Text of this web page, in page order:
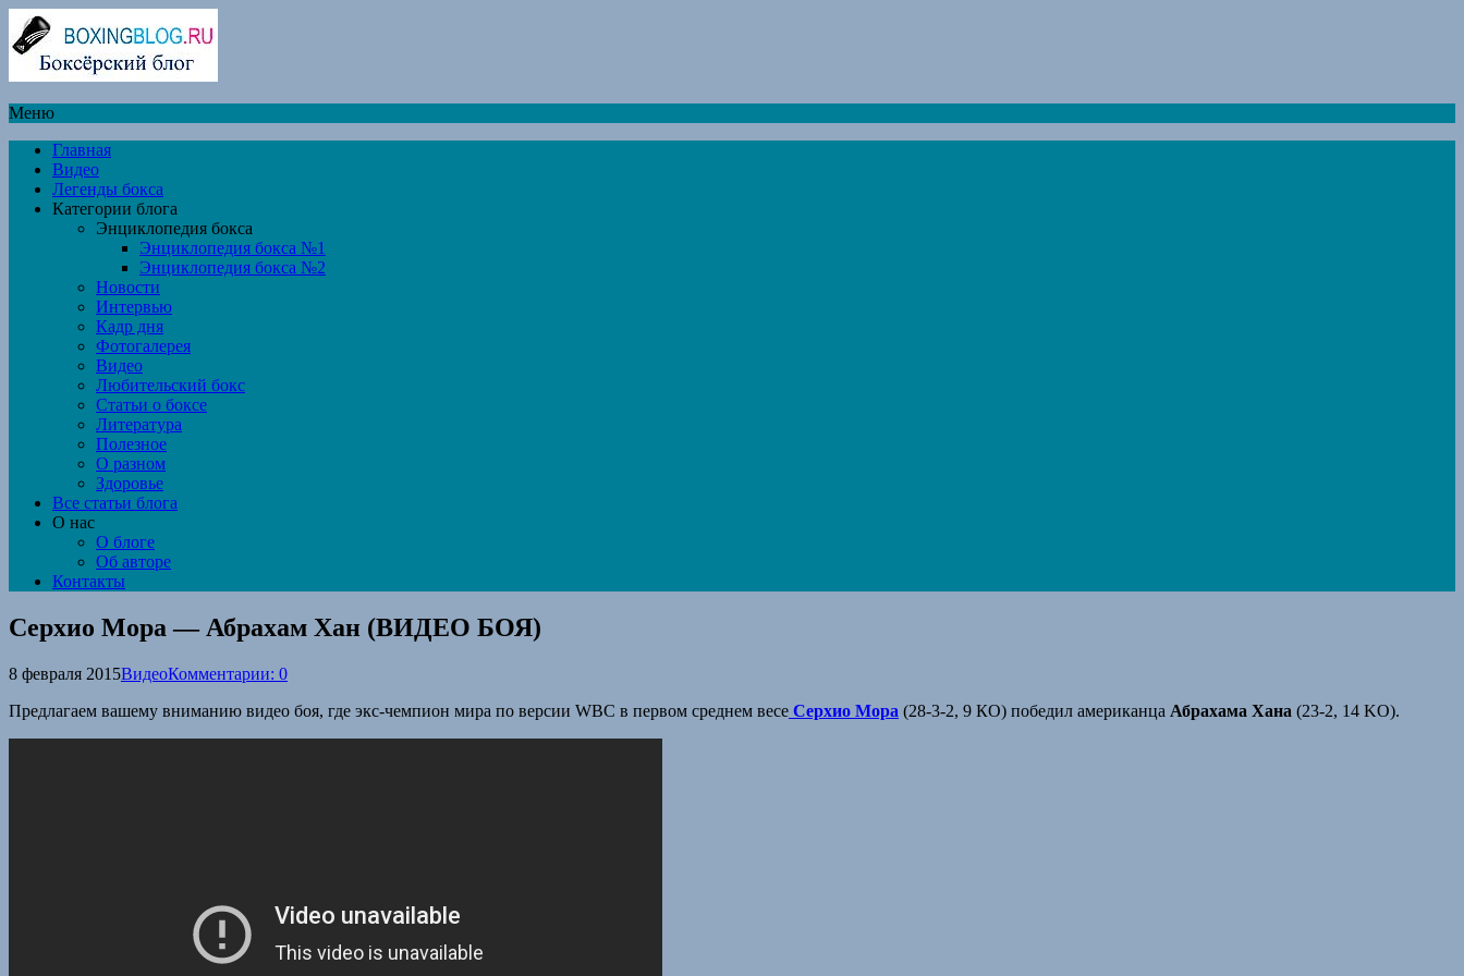
Меню
Главная
Видео
Легенды бокса
Категории блога
Энциклопедия бокса
Энциклопедия бокса №1
Энциклопедия бокса №2
Новости
Интервью
Кадр дня
Фотогалерея
Видео
Любительский бокс
Статьи о боксе
Литература
Полезное
О разном
Здоровье
Все статьи блога
О нас
О блоге
Об авторе
Контакты
Серхио Мора — Абрахам Хан (ВИДЕО БОЯ)
8 февраля 2015ВидеоКомментарии: 0
Предлагаем вашему вниманию видео боя, где экс-чемпион мира по версии WBC в первом среднем весе Серхио Мора (28-3-2, 9 КО) победил американца Абрахама Хана (23-2, 14 KO).